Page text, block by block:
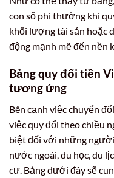
con số phi thường khi
khối lượng tài sản hoặc
động mạnh mẽ đến nền
Bảng quy đổi tiền
tương ứng
Bên cạnh việc chuyển
việc quy đổi theo chiều
biệt đối với những
nước ngoài, du học, du
cư. Bảng dưới đây sẽ